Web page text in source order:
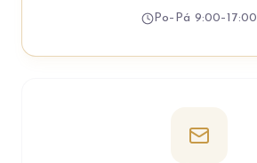
Po–Pá 9:00–17:00